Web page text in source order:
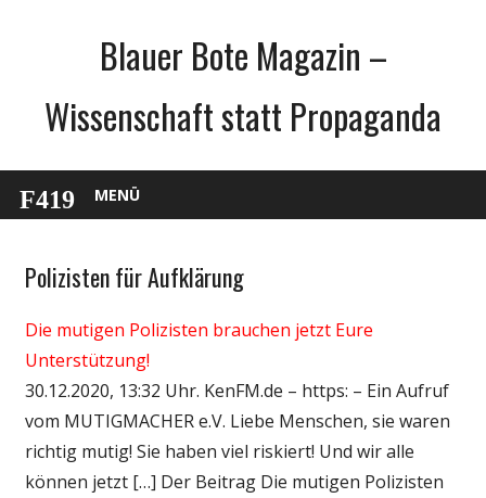
Blauer Bote Magazin –
Wissenschaft statt Propaganda
MENÜ
Gesellschaft
Politik
Wirtschaft
Wissenschaft
Polizisten für Aufklärung
Die mutigen Polizisten brauchen jetzt Eure
Unterstützung!
30.12.2020, 13:32 Uhr. KenFM.de – https: – Ein Aufruf
vom MUTIGMACHER e.V. Liebe Menschen, sie waren
richtig mutig! Sie haben viel riskiert! Und wir alle
können jetzt […] Der Beitrag Die mutigen Polizisten